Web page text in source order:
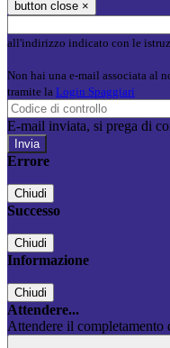
button close ×
all'indirizzo indicato con le
Non hai una e-mail associata al
tramite la Login Spaggiari
E-mail inviata, si prega di
Errore
Chiudi
Successo
Chiudi
Informazione
Chiudi
Attendere...
Attendere il completamento